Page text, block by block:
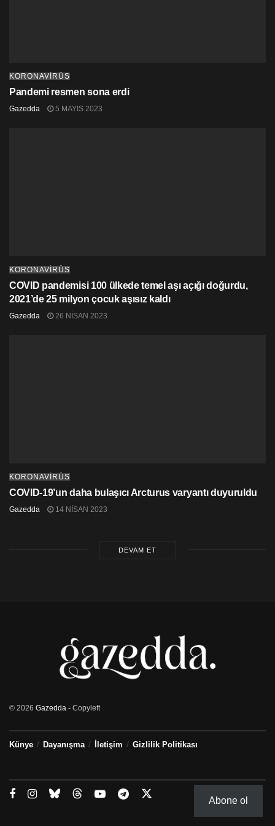
KORONAVİRÜS
Pandemi resmen sona erdi
Gazedda 5 MAYIS 2023
KORONAVİRÜS
COVID pandemisi 100 ülkede temel aşı açığı doğurdu,
2021’de 25 milyon çocuk aşısız kaldı
Gazedda 26 NISAN 2023
KORONAVİRÜS
COVID-19’un daha bulaşıcı Arcturus varyantı duyuruldu
Gazedda 14 NISAN 2023
DEVAM ET
© 2026 Gazedda - Copyleft
Künye Dayanışma İletişim Gizlilik Politikası
Abone ol